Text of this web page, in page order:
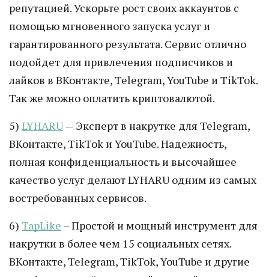
репутацией. Ускорьте рост своих аккаунтов с
помощью мгновенного запуска услуг и
гарантированного результата. Сервис отлично
подойдет для привлечения подписчиков и
лайков в ВКонтакте, Telegram, YouTube и TikTok.
Так же можно оплатить криптовалютой.
5) LYHARU— Эксперт в накрутке для Telegram,
ВКонтакте, TikTok и YouTube. Надежность,
полная конфиденциальность и высочайшее
качество услуг делают LYHARU одним из самых
востребованных сервисов.
6) TapLike – Простой и мощный инструмент для
накрутки в более чем 15 социальных сетях.
ВКонтакте, Telegram, TikTok, YouTube и другие